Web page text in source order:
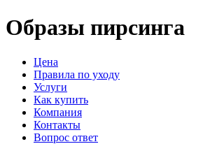
Образы пирсинга
Цена
Правила по уходу
Услуги
Как купить
Компания
Контакты
Вопрос ответ